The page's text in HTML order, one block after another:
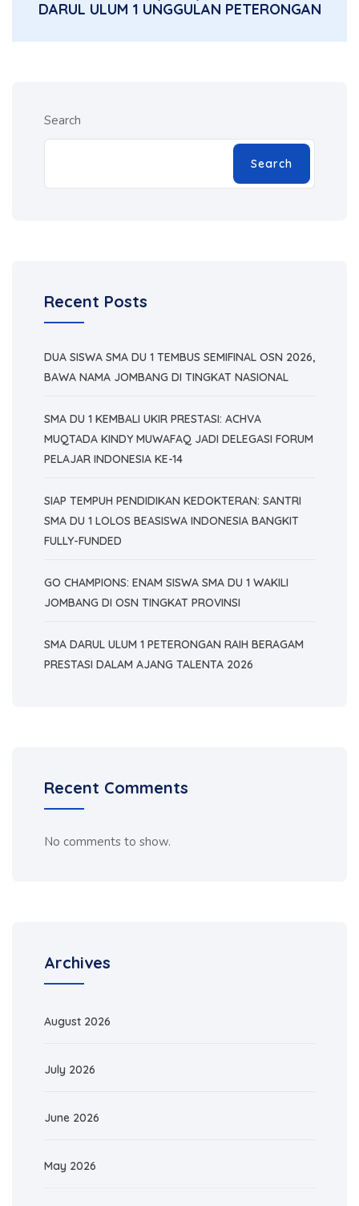
DARUL ULUM 1 UNGGULAN PETERONGAN
Search
Search
Recent Posts
DUA SISWA SMA DU 1 TEMBUS SEMIFINAL OSN 2026,
BAWA NAMA JOMBANG DI TINGKAT NASIONAL
SMA DU 1 KEMBALI UKIR PRESTASI: ACHVA
MUQTADA KINDY MUWAFAQ JADI DELEGASI FORUM
PELAJAR INDONESIA KE-14
SIAP TEMPUH PENDIDIKAN KEDOKTERAN: SANTRI
SMA DU 1 LOLOS BEASISWA INDONESIA BANGKIT
FULLY-FUNDED
GO CHAMPIONS: ENAM SISWA SMA DU 1 WAKILI
JOMBANG DI OSN TINGKAT PROVINSI
SMA DARUL ULUM 1 PETERONGAN RAIH BERAGAM
PRESTASI DALAM AJANG TALENTA 2026
Recent Comments
No comments to show.
Archives
August 2026
July 2026
June 2026
May 2026